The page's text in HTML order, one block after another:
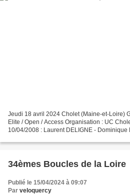
Jeudi 18 avril 2024 Cholet (Maine-et-Loire)
Elite / Open / Access Organisation : UC
10/04/2008 : Laurent DELIGNE - Dominique
34èmes Boucles de la Loire
Publié le 15/04/2024 à 09:07
Par veloquercy